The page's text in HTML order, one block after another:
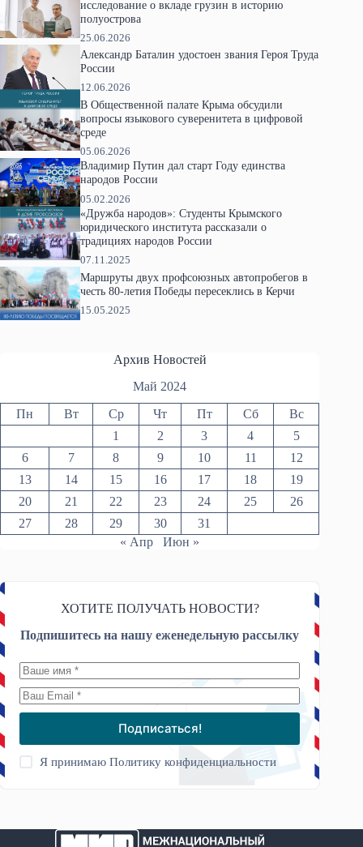
исследование о вкладе грузин в историю
полуострова
25.06.2026
Александр Баталин удостоен звания Героя Труда
России
12.06.2026
В Общественной палате Крыма обсудили
вопросы языкового суверенитета в цифровой
среде
05.06.2026
Владимир Путин дал старт Году единства
народов России
05.02.2026
«Дружба народов»: Студенты Крымского
юридического института рассказали о
традициях народов России
07.11.2025
Маршруты двух профсоюзных автопробегов в
честь 80-летия Победы пересеклись в Керчи
15.05.2025
Архив Новостей
Май 2024
Пн Вт Ср Чт Пт Сб
Вс
1
2 3 4
5
6
7 8 9 10 11
12
13
14 15 16 17 18
19
20
21 22 23 24 25
26
27
28 29 30
31
« Апр
Июн »
ХОТИТЕ ПОЛУЧАТЬ НОВОСТИ?
Подпишитесь на нашу еженедельную рассылку
Подписаться!
Я принимаюПолитику конфиденциальности